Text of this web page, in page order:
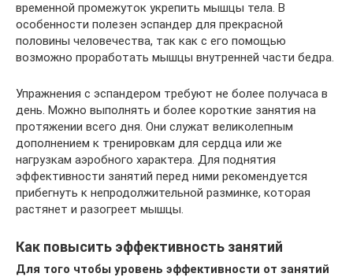
временной промежуток укрепить мышцы тела. В
особенности полезен эспандер для прекрасной
половины человечества, так как с его помощью
возможно проработать мышцы внутренней части бедра.
Упражнения с эспандером требуют не более получаса в
день. Можно выполнять и более короткие занятия на
протяжении всего дня. Они служат великолепным
дополнением к тренировкам для сердца или же
нагрузкам аэробного характера. Для поднятия
эффективности занятий перед ними рекомендуется
прибегнуть к непродолжительной разминке, которая
растянет и разогреет мышцы.
Как повысить эффективность занятий
Для того чтобы уровень эффективности от занятий